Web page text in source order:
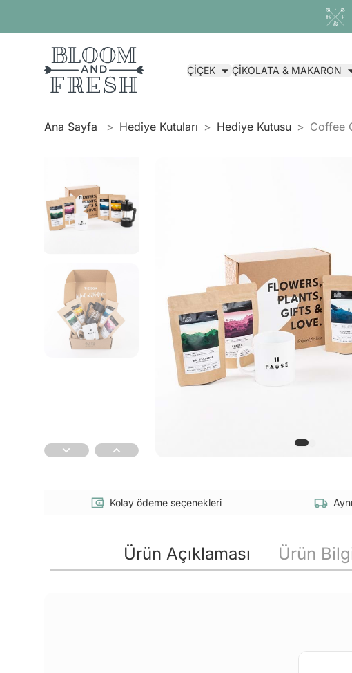
ÇİÇEK ÇİKOLATA & MAKARON
Ana Sayfa Hediye Kutuları Hediye Kutusu Coffee
Kolay ödeme seçenekleri
Ürün Açıklaması Ürün